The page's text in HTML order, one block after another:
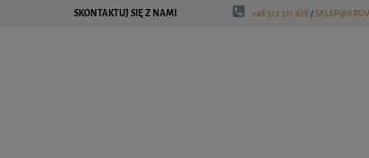
SKONTAKTUJ SIĘ Z NAMI +48 512 511 628/